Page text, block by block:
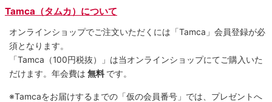
Tamca（タムカ）について
オンラインショップでご注⽂いただくには「Tamca」会員登録が必
須となります。
「Tamca （100円税抜）
」は当オンラインショップにてご購⼊いた
だけます。 年会費は 無料 です。
※Tamcaをお届けするまでの「仮の会員番号」では、プレゼントへ